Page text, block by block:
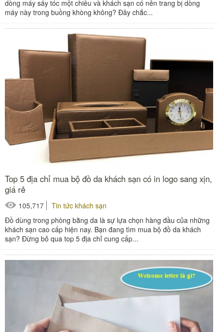
dòng máy sấy tóc một chiều và khách sạn có nên trang bị dòng
máy này trong buồng khòng không? Đây chắc...
Top 5 địa chỉ mua bộ đồ da khách sạn có in logo sang xịn,
giá rẻ
105,717
Tin tức khách sạn
Đồ dùng trong phòng bằng da là sự lựa chọn hàng đầu của những
khách sạn cao cấp hiện nay. Bạn đang tìm mua bộ đồ da khách
sạn? Đừng bỏ qua top 5 địa chỉ cung cấp...